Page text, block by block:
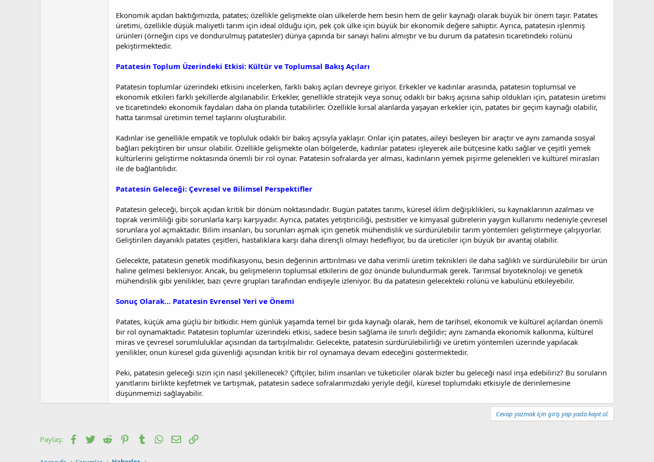
Ekonomik açıdan baktığımızda, patates; özellikle gelişmekte olan ülkelerde hem besin hem de gelir kaynağı olarak büyük bir önem taşır. Patates
üretimi, özellikle düşük maliyetli tarım için ideal olduğu için, pek çok ülke için büyük bir ekonomik değere sahiptir. Ayrıca, patatesin işlenmiş
ürünleri (örneğin cips ve dondurulmuş patatesler) dünya çapında bir sanayi halini almıştır ve bu durum da patatesin ticaretindeki rolünü
pekiştirmektedir.
Patatesin Toplum Üzerindeki Etkisi: Kültür ve Toplumsal Bakış Açıları
Patatesin toplumlar üzerindeki etkisini incelerken, farklı bakış açıları devreye giriyor. Erkekler ve kadınlar arasında, patatesin toplumsal ve
ekonomik etkileri farklı şekillerde algılanabilir. Erkekler, genellikle stratejik veya sonuç odaklı bir bakış açısına sahip oldukları için, patatesin üretimi
ve ticaretindeki ekonomik faydaları daha ön planda tutabilirler. Özellikle kırsal alanlarda yaşayan erkekler için, patates bir geçim kaynağı olabilir,
hatta tarımsal üretimin temel taşlarını oluşturabilir.
Kadınlar ise genellikle empatik ve topluluk odaklı bir bakış açısıyla yaklaşır. Onlar için patates, aileyi besleyen bir araçtır ve aynı zamanda sosyal
bağları pekiştiren bir unsur olabilir. Özellikle gelişmekte olan bölgelerde, kadınlar patatesi işleyerek aile bütçesine katkı sağlar ve çeşitli yemek
kültürlerini geliştirme noktasında önemli bir rol oynar. Patatesin sofralarda yer alması, kadınların yemek pişirme gelenekleri ve kültürel mirasları
ile de bağlantılıdır.
Patatesin Geleceği: Çevresel ve Bilimsel Perspektifler
Patatesin geleceği, birçok açıdan kritik bir dönüm noktasındadır. Bugün patates tarımı, küresel iklim değişiklikleri, su kaynaklarının azalması ve
toprak verimliliği gibi sorunlarla karşı karşıyadır. Ayrıca, patates yetiştiriciliği, pestisitler ve kimyasal gübrelerin yaygın kullanımı nedeniyle çevresel
sorunlara yol açmaktadır. Bilim insanları, bu sorunları aşmak için genetik mühendislik ve sürdürülebilir tarım yöntemleri geliştirmeye çalışıyorlar.
Geliştirilen dayanıklı patates çeşitleri, hastalıklara karşı daha dirençli olmayı hedefliyor, bu da üreticiler için büyük bir avantaj olabilir.
Gelecekte, patatesin genetik modifikasyonu, besin değerinin arttırılması ve daha verimli üretim teknikleri ile daha sağlıklı ve sürdürülebilir bir ürün
haline gelmesi bekleniyor. Ancak, bu gelişmelerin toplumsal etkilerini de göz önünde bulundurmak gerek. Tarımsal biyoteknoloji ve genetik
mühendislik gibi yenilikler, bazı çevre grupları tarafından endişeyle izleniyor. Bu da patatesin gelecekteki rolünü ve kabulünü etkileyebilir.
Sonuç Olarak… Patatesin Evrensel Yeri ve Önemi
Patates, küçük ama güçlü bir bitkidir. Hem günlük yaşamda temel bir gıda kaynağı olarak, hem de tarihsel, ekonomik ve kültürel açılardan önemli
bir rol oynamaktadır. Patatesin toplumlar üzerindeki etkisi, sadece besin sağlama ile sınırlı değildir; aynı zamanda ekonomik kalkınma, kültürel
miras ve çevresel sorumluluklar açısından da tartışılmalıdır. Gelecekte, patatesin sürdürülebilirliği ve üretim yöntemleri üzerinde yapılacak
yenilikler, onun küresel gıda güvenliği açısından kritik bir rol oynamaya devam edeceğini göstermektedir.
Peki, patatesin geleceği sizin için nasıl şekillenecek? Çiftçiler, bilim insanları ve tüketiciler olarak bizler bu geleceği nasıl inşa edebiliriz? Bu soruların
yanıtlarını birlikte keşfetmek ve tartışmak, patatesin sadece sofralarımızdaki yeriyle değil, küresel toplumdaki etkisiyle de derinlemesine
düşünmemizi sağlayabilir.
Cevap yazmak için giriş yap yada kayıt ol.
Paylaş: Facebook
TwitterReddit PinterestTumblrWhatsApp
E-postaLink